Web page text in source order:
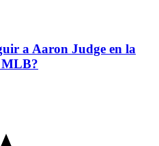
a Aaron Judge en la
MLB?